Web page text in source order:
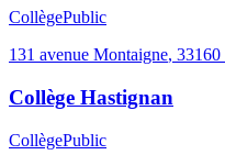
CollègePublic
131 avenue Montaigne, 33160
Collège Hastignan
CollègePublic